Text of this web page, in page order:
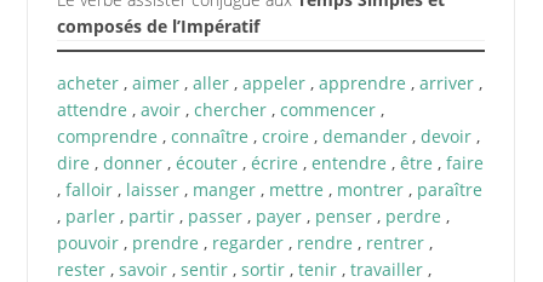
composés de l’Impératif
acheter, aimer, aller, appeler, apprendre , arriver,
attendre , avoir, chercher, commencer,
comprendre , connaître , croire , demander, devoir,
dire , donner, écouter, écrire , entendre , être , faire
, falloir, laisser, manger, mettre , montrer, paraître
, parler, partir, passer, payer, penser, perdre ,
pouvoir, prendre , regarder, rendre , rentrer,
rester, savoir, sentir, sortir, tenir, travailler,